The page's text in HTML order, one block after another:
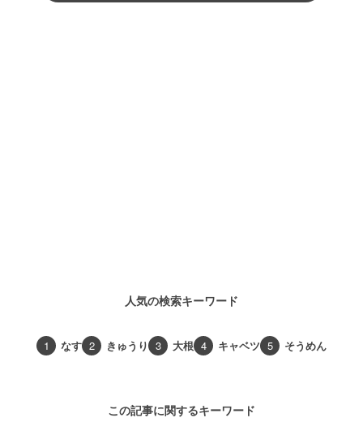
人気の検索キーワード
1 なす 2 きゅうり 3 大根 4 キャベツ 5 そうめん
この記事に関するキーワード